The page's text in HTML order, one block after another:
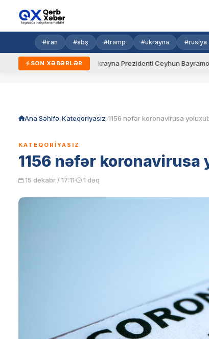
#iran #abş #tramp #ukrayna #rusiya
SON XƏBƏRLƏR
yeni qaydalar Ukrayna Prezidenti Ceyhun Bayramovu
Ana Səhifə Kateqoriyasız 1156 nəfər koronavirusa
KATEQORIYASIZ
1156 nəfər koronavirusa
15 dekabr / 17:11 1 dəq